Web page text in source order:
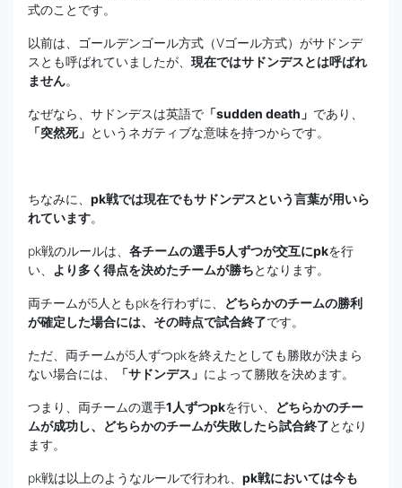
式のことです。
以前は、ゴールデンゴール方式（Vゴール方式）がサドンデ
スとも呼ばれていましたが、 現在ではサドンデスとは呼ばれ
ません。
なぜなら、サドンデスは英語で 「sudden death」 であり、
「突然死」 というネガティブな意味を持つからです。
ちなみに、 pk戦では現在でもサドンデスという言葉が用いら
れています。
pk戦のルールは、 各チームの選手5人ずつが交互にpkを行
い、
より多く得点を決めたチームが勝ちとなります。
両チームが5人ともpkを行わずに、
どちらかのチームの勝利
が確定した場合には、その時点で試合終了です。
ただ、両チームが5人ずつpkを終えたとしても勝敗が決まら
ない場合には、
「サドンデス」 によって勝敗を決めます。
つまり、両チームの選手1人ずつpkを行い、
どちらかのチー
ムが成功し、どちらかのチームが失敗したら試合終了となり
ます。
pk戦は以上のようなルールで行われ、 pk戦においては今も